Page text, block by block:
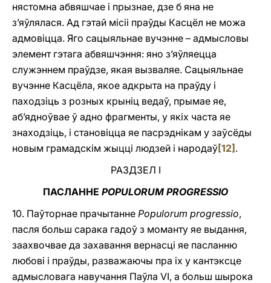
нястомна абвяшчае i прызнае, дзе б яна не
з’яўлялася. Ад гэтай місіі праўды Касцёл не можа
адмовіцца. Яго сацыяльнае вучэнне – адмысловы
элемент гэтага абвяшчэння: яно з’яўляецца
служэннем праўдзе, якая вызваляе. Сацыяльнае
вучэнне Касцёла, якое адкрыта на праўду і
паходзіць з розных крыніц ведаў, прымае яе,
аб’ядноўвае ў адно фрагменты, у якіх часта яе
знаходзіць, i становіцца яе пасрэднікам у заўсёды
новым грамадскім жыцці людзей і народаў[12] .
РАЗДЗЕЛ I
ПАСЛАННЕ POPULORUM PROGRESSIO
10. Паўторнае прачытанне Populorum progressio,
пасля больш сарака гадоў з моманту яе выдання,
заахвочвае да захавання вернасці яе пасланню
любові i праўды, разважаючы пра іх у кантэксце
адмысловага навучання Паўла VI, a больш шырока